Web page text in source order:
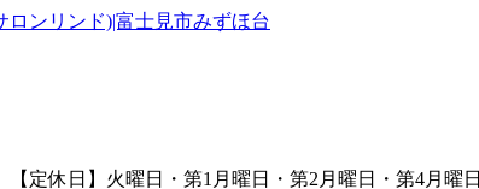
【定休日】火曜日・第1月曜日・第2月曜日・第4月曜日